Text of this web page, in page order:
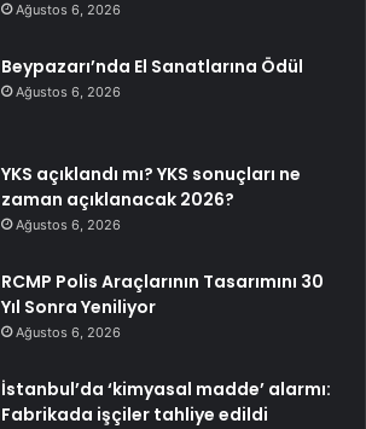
Ağustos 6, 2026
Beypazarı’nda El Sanatlarına Ödül
Ağustos 6, 2026
YKS açıklandı mı? YKS sonuçları ne
zaman açıklanacak 2026?
Ağustos 6, 2026
RCMP Polis Araçlarının Tasarımını 30
Yıl Sonra Yeniliyor
Ağustos 6, 2026
İstanbul’da ‘kimyasal madde’ alarmı:
Fabrikada işçiler tahliye edildi